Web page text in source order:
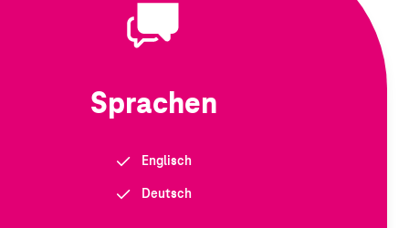
Sprachen
Englisch
Deutsch